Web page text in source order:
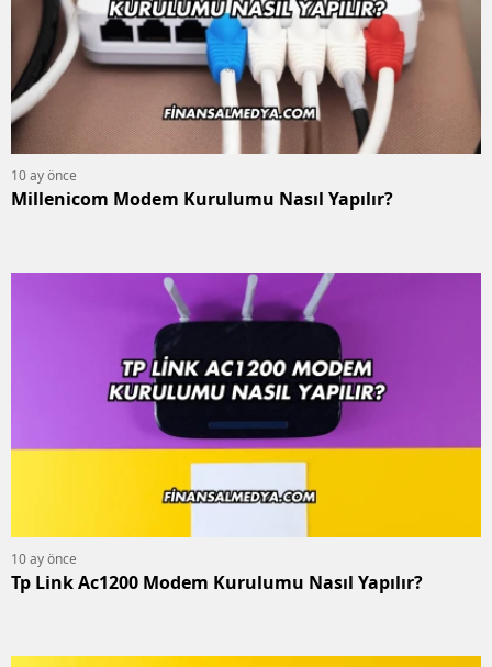
10 ay önce
Millenicom Modem Kurulumu Nasıl Yapılır?
10 ay önce
Tp Link Ac1200 Modem Kurulumu Nasıl Yapılır?